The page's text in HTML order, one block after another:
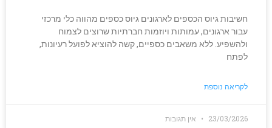
חשיבות גיוס הכספים לארגונים גיוס כספים מהווה כלי מרכזי
עבור ארגונים, עמותות ויוזמות חברתיות שרוצים לצמוח
ולהשפיע. ללא משאבים כספיים, קשה להוציא לפועל רעיונות,
לפתח
לקריאה נוספת
23/03/2026 אין תגובות